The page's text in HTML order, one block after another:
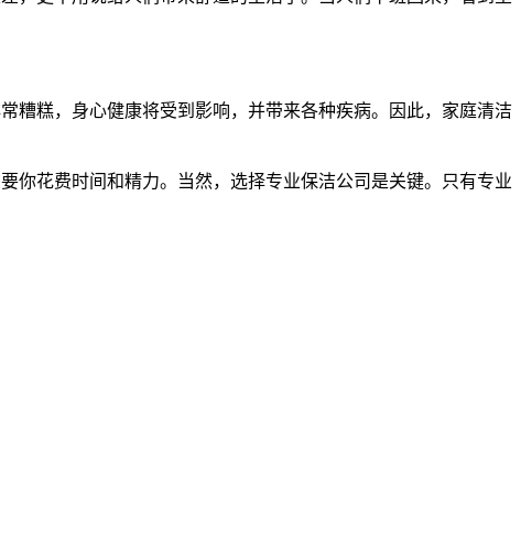
糟糕，身心健康将受到影响，并带来各种疾病。因此，家庭清洁
你花费时间和精力。当然，选择专业保洁公司是关键。只有专业